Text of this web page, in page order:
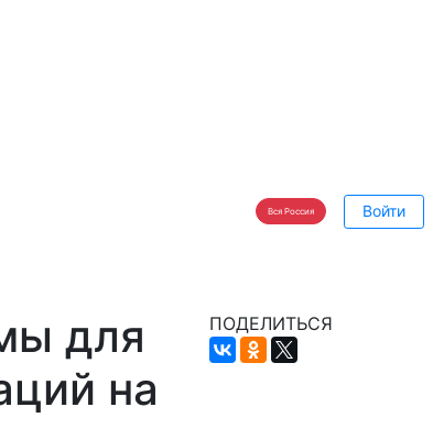
Вся Россия Войти
для
на
ПОДЕЛИТЬСЯ